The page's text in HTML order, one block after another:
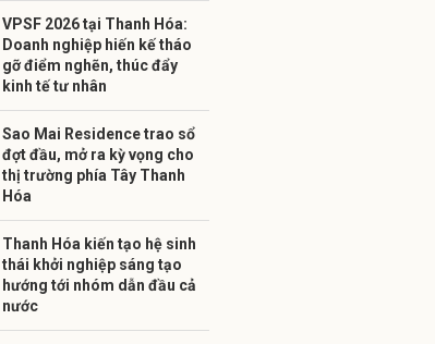
VPSF 2026 tại Thanh Hóa:
Doanh nghiệp hiến kế tháo
gỡ điểm nghẽn, thúc đẩy
kinh tế tư nhân
Sao Mai Residence trao sổ
đợt đầu, mở ra kỳ vọng cho
thị trường phía Tây Thanh
Hóa
Thanh Hóa kiến tạo hệ sinh
thái khởi nghiệp sáng tạo
hướng tới nhóm dẫn đầu cả
nước